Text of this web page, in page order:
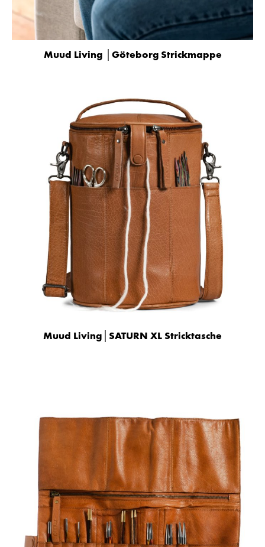
Muud Living │Göteborg Strickmappe
Muud Living│SATURN XL Stricktasche